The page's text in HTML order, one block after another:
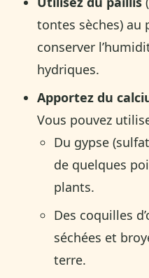
tontes sèches) au
conserver
hydriques.
Apportez du
Vous pouvez
Du gypse
de quelques
plants.
Des coquilles
séchées et
terre.